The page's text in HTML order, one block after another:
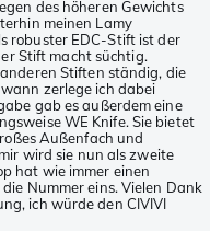
des höheren Gewichts
meinen Lamy
robuster EDC-Stift ist der
Stift macht süchtig.
Stiften ständig, die
zerlege ich dabei
gab es außerdem eine
WE Knife. Sie bietet
Außenfach und
wird sie nun als zweite
hat wie immer einen
Nummer eins. Vielen Dank
ich würde den CIVIVI